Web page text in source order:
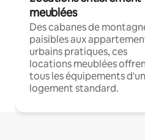
meublées
Des cabanes de
paisibles aux
urbains pratiques, ces
locations meublées
tous les équipements d'un
logement standard.